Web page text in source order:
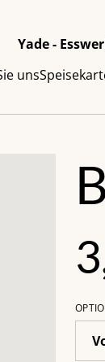
Yade -
uns